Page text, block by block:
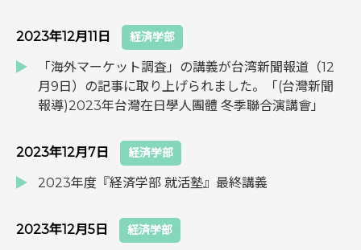
2023年12月11日 経済学部
「海外マーケット調査」の講義が台湾新聞報道（12
月9日）の記事に取り上げられました。「(台灣新聞
報導)2023年台灣在日學人團體 冬季聯合演講會」
2023年12月7日 経済学部
2023年度『経済学部 就活塾』最終講義
2023年12月5日 経済学部